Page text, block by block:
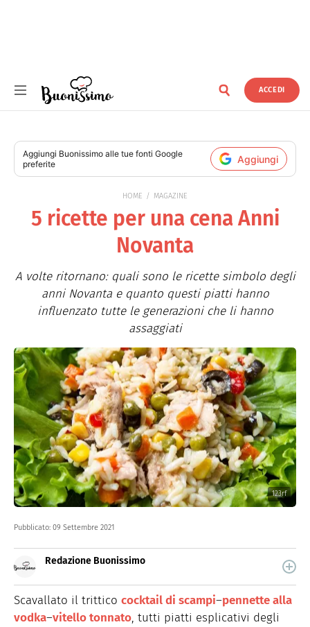
ACCEDI
Aggiungi Buonissimo alle tue fonti Google
preferite
Aggiungi
HOME MAGAZINE
5 ricette per una cena Anni
Novanta
A volte ritornano: quali sono le ricette simbolo degli
anni Novanta e quanto questi piatti hanno
influenzato tutte le generazioni che li hanno
assaggiati
123rf
Pubblicato: 09 Settembre 2021
Redazione Buonissimo
quale trovi idee veloci, facili e spiegate passo passo.
Scavallato il trittico cocktail di scampi–pennette alla
vodka–vitello tonnato, tutti piatti esplicativi degli